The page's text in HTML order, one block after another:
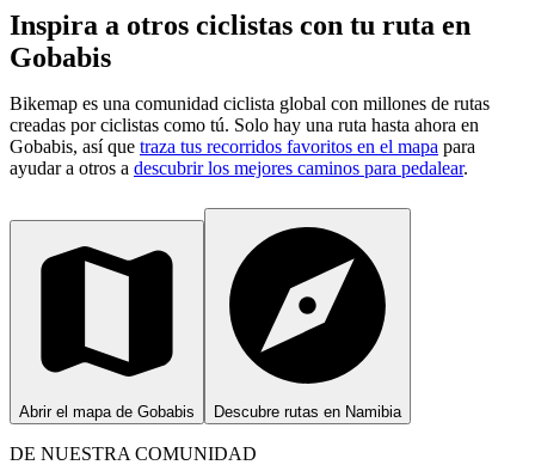
Inspira a otros ciclistas con tu ruta en
Gobabis
Bikemap es una comunidad ciclista global con millones de rutas
creadas por ciclistas como tú. Solo hay una ruta hasta ahora en
Gobabis, así que traza tus recorridos favoritos en el mapa para
ayudar a otros a descubrir los mejores caminos para pedalear.
Abrir el mapa de Gobabis Descubre rutas en Namibia
DE NUESTRA COMUNIDAD